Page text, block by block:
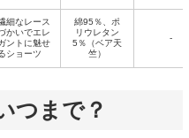
細なレース
かいでエレ
ントに魅せ
ショーツ
綿95％、ポ
リウレタン
5％（ベア天
竺）
-
つまで？